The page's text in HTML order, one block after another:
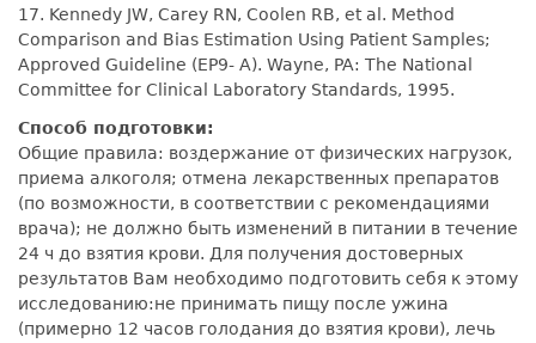
17. Kennedy JW, Carey RN, Coolen RB, et al. Method
Comparison and Bias Estimation Using Patient Samples;
Approved Guideline (EP9- A). Wayne, PA: The National
Committee for Clinical Laboratory Standards, 1995.
Способ подготовки:
Общие правила: воздержание от физических нагрузок,
приема алкоголя; отмена лекарственных препаратов
(по возможности, в соответствии с рекомендациями
врача); не должно быть изменений в питании в течение
24 ч до взятия крови. Для получения достоверных
результатов Вам необходимо подготовить себя к этому
исследованию:не принимать пищу после ужина
(примерно 12 часов голодания до взятия крови), лечь